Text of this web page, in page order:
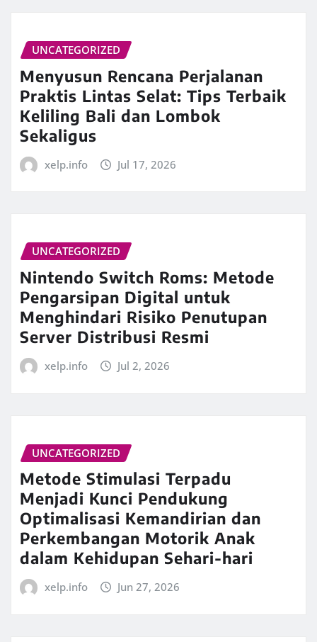
UNCATEGORIZED
Menyusun Rencana Perjalanan
Praktis Lintas Selat: Tips Terbaik
Keliling Bali dan Lombok
Sekaligus
xelp.info Jul 17, 2026
UNCATEGORIZED
Nintendo Switch Roms: Metode
Pengarsipan Digital untuk
Menghindari Risiko Penutupan
Server Distribusi Resmi
xelp.info Jul 2, 2026
UNCATEGORIZED
Metode Stimulasi Terpadu
Menjadi Kunci Pendukung
Optimalisasi Kemandirian dan
Perkembangan Motorik Anak
dalam Kehidupan Sehari-hari
xelp.info Jun 27, 2026